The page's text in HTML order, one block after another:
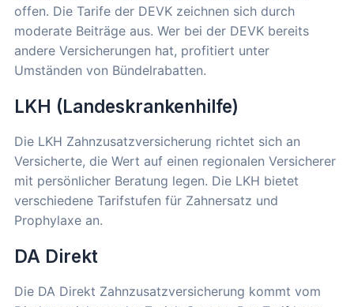
offen. Die Tarife der DEVK zeichnen sich durch
moderate Beiträge aus. Wer bei der DEVK bereits
andere Versicherungen hat, profitiert unter
Umständen von Bündelrabatten.
LKH (Landeskrankenhilfe)
Die LKH Zahnzusatzversicherung richtet sich an
Versicherte, die Wert auf einen regionalen Versicherer
mit persönlicher Beratung legen. Die LKH bietet
verschiedene Tarifstufen für Zahnersatz und
Prophylaxe an.
DA Direkt
Die DA Direkt Zahnzusatzversicherung kommt vom